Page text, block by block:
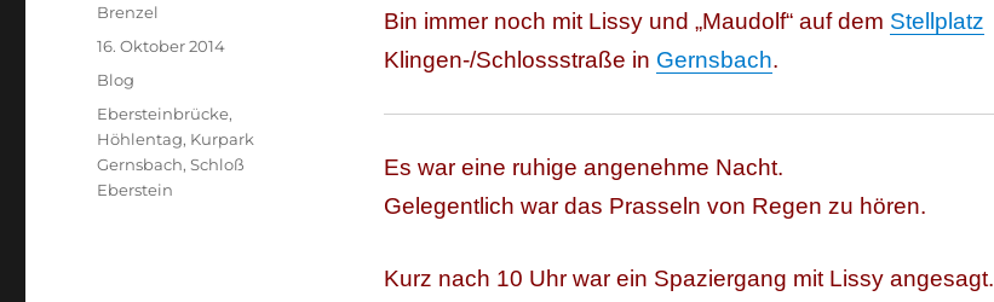
Bin immer noch mit Lissy und „Maudolf“ auf dem Stellplatz
Klingen-/Schlossstraße in Gernsbach.
Es war eine ruhige angenehme Nacht.
Gelegentlich war das Prasseln von Regen zu hören.
Kurz nach 10 Uhr war ein Spaziergang mit Lissy angesagt.
Autor
Brenzel
Veröffentlicht
am
16. Oktober 2014
Kategorien
Blog
Schlagwörter
Ebersteinbrücke,
Höhlentag, Kurpark
Gernsbach,Schloß
Eberstein